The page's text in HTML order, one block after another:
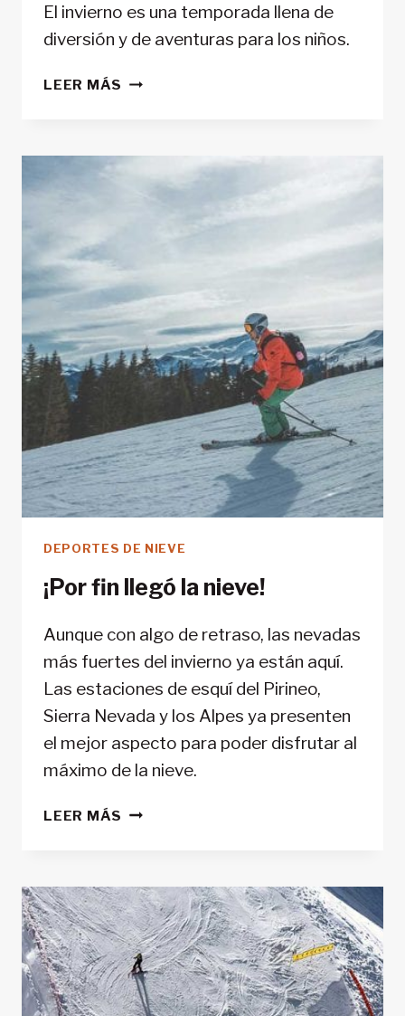
El invierno es una temporada llena de
diversión y de aventuras para los niños.
LEER MÁS CONSEJOS
NIEVE
DEPORTES DE NIEVE
¡Por fin llegó la nieve!
Aunque con algo de retraso, las nevadas
más fuertes del invierno ya están aquí.
Las estaciones de esquí del Pirineo,
Sierra Nevada y los Alpes ya presenten
el mejor aspecto para poder disfrutar al
máximo de la nieve.
LEER MÁS ¡POR
NIEVE!